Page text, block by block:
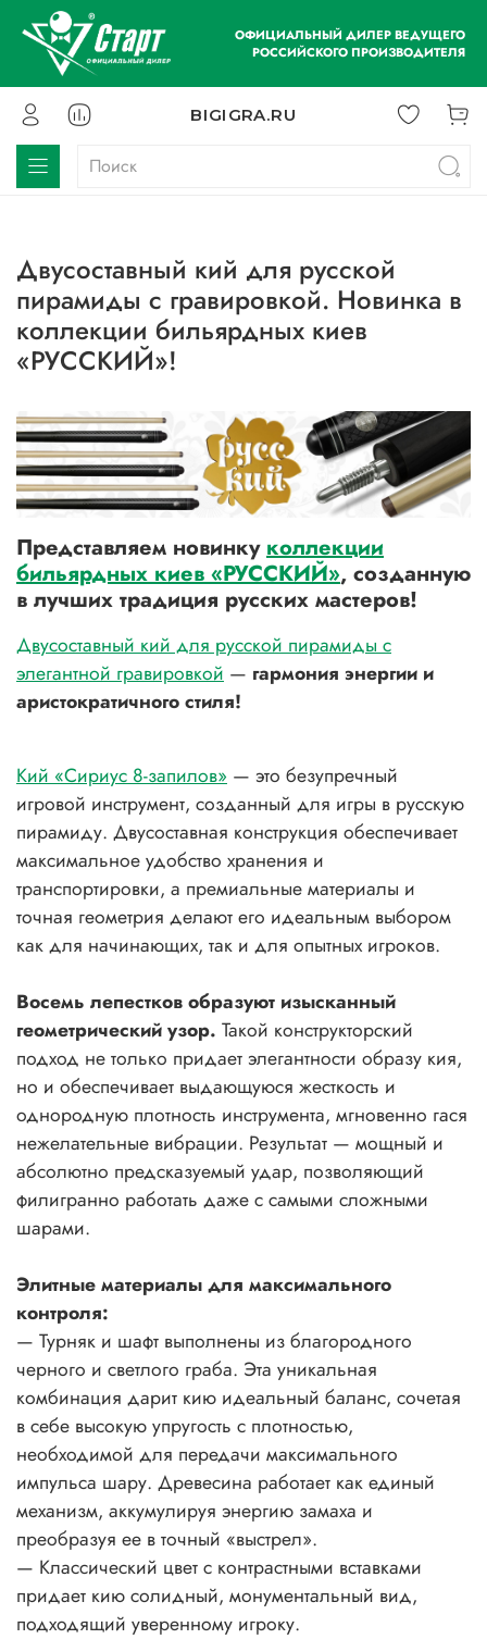
ОФИЦИАЛЬНЫЙ ДИЛЕР ВЕДУЩЕГО
РОССИЙСКОГО ПРОИЗВОДИТЕЛЯ
BIGIGRA.RU
Двусоставный кий для русской
пирамиды с гравировкой. Новинка в
коллекции бильярдных киев
«РУССКИЙ»!
Представляем новинкуколлекции
бильярдных киев «РУССКИЙ», созданную
в лучших традиция русских мастеров!
Двусоставный кий для русской пирамиды с
элегантной гравировкой — гармония энергии и
аристократичного стиля!
Кий «Сириус 8-запилов» — это безупречный
игровой инструмент, созданный для игры в русскую
пирамиду. Двусоставная конструкция обеспечивает
максимальное удобство хранения и
транспортировки, а премиальные материалы и
точная геометрия делают его идеальным выбором
как для начинающих, так и для опытных игроков.
Восемь лепестков образуют изысканный
геометрический узор. Такой конструкторский
подход не только придает элегантности образу кия,
но и обеспечивает выдающуюся жесткость и
однородную плотность инструмента, мгновенно гася
нежелательные вибрации. Результат — мощный и
абсолютно предсказуемый удар, позволяющий
филигранно работать даже с самыми сложными
шарами.
Элитные материалы для максимального
контроля:
— Турняк и шафт выполнены из благородного
черного и светлого граба. Эта уникальная
комбинация дарит кию идеальный баланс, сочетая
в себе высокую упругость с плотностью,
необходимой для передачи максимального
импульса шару. Древесина работает как единый
механизм, аккумулируя энергию замаха и
преобразуя ее в точный «выстрел».
— Классический цвет с контрастными вставками
придает кию солидный, монументальный вид,
подходящий уверенному игроку.